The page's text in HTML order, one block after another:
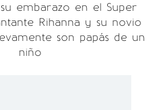
embarazo en el Super
Rihanna y su novio
son papás de un
niño